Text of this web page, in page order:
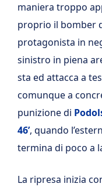
maniera troppo
proprio il bomber
protagonista in
sinistro in piena
sta ed attacca a
comunque a
punizione di
46’, quando
termina di poco a
La ripresa inizia